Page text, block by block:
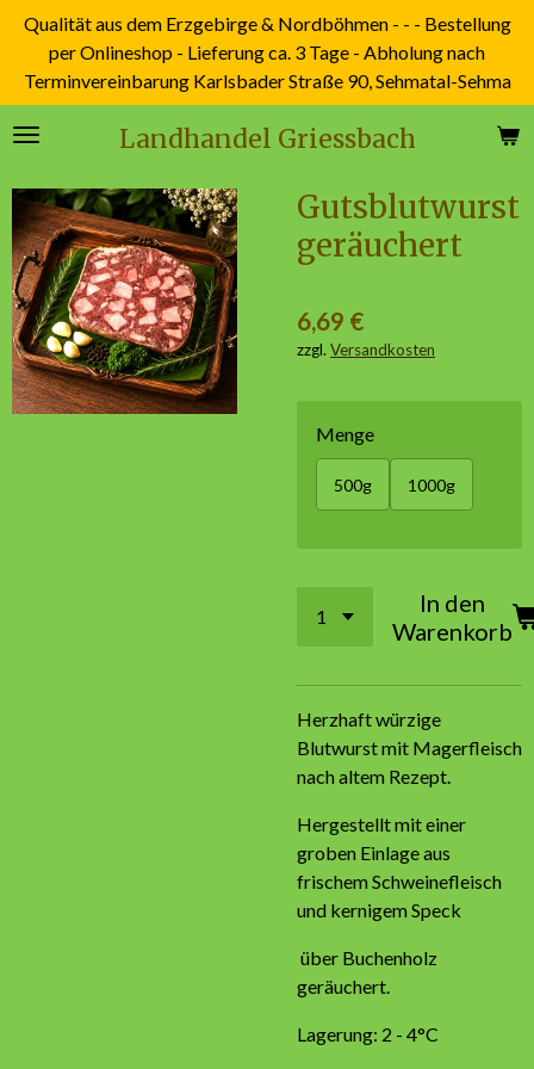
Zum
Hauptinhalt
springen
Landhandel Griessbach
Qualität aus dem Erzgebirge & Nordböhmen - - - Bestellung
per Onlineshop - Lieferung ca. 3 Tage - Abholung nach
Terminvereinbarung Karlsbader Straße 90, Sehmatal-Sehma
Gutsblutwurst
geräuchert
6,69 €
zzgl. Versandkosten
Menge
500g 1000g
In den
Warenkorb
Herzhaft würzige
Blutwurst mit Magerfleisch
nach altem Rezept.
Hergestellt mit einer
groben Einlage aus
frischem Schweinefleisch
und kernigem Speck
über Buchenholz
geräuchert.
Lagerung: 2 - 4°C